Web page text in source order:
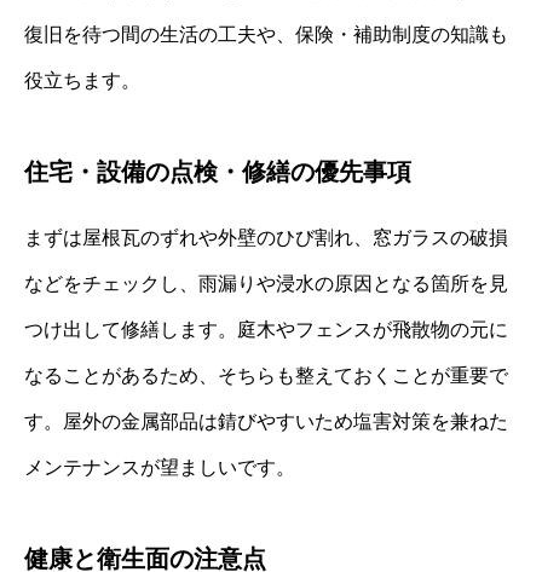
復旧を待つ間の生活の工夫や、保険・補助制度の知識も
役立ちます。
住宅・設備の点検・修繕の優先事項
まずは屋根瓦のずれや外壁のひび割れ、窓ガラスの破損
などをチェックし、雨漏りや浸水の原因となる箇所を見
つけ出して修繕します。庭木やフェンスが飛散物の元に
なることがあるため、そちらも整えておくことが重要で
す。屋外の金属部品は錆びやすいため塩害対策を兼ねた
メンテナンスが望ましいです。
健康と衛生面の注意点